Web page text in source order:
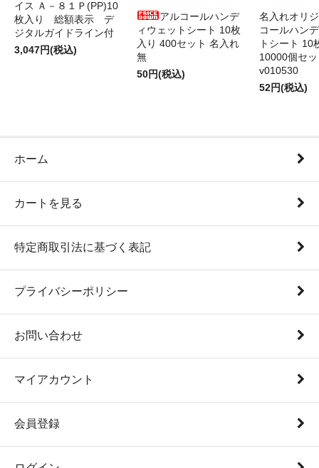
イス Ａ－８１Ｐ(PP)10
枚入り 総額表示 デ
ジタルガイドライン付
3,047円(税込)
アルコールハンデ
ィウェットシート 10枚
入り 400セット 名入れ
無
50円(税込)
名入れオリ
コールハン
トシート 10
10000個セ
v010530
52円(税込)
ホーム
カートを見る
特定商取引法に基づく表記
プライバシーポリシー
お問い合わせ
マイアカウント
会員登録